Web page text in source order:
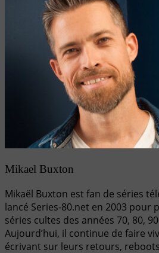
Mikael Buxton
Mikaël Buxton est fan de séries
lancé Series-80.net en 2003 pour
séries cultes des années 70, 80,
Aujourd’hui, il continue de faire
écrivant sur leurs retours,